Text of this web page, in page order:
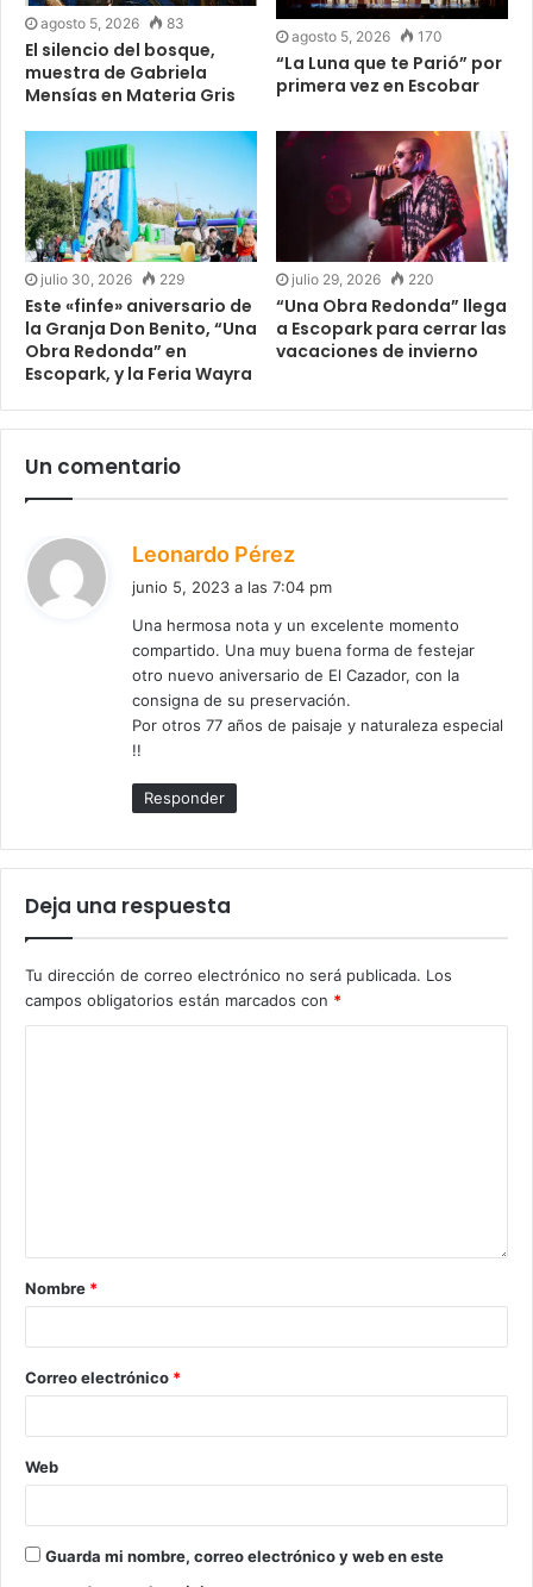
agosto 5, 2026 83
El silencio del bosque,
muestra de Gabriela
Mensías en Materia Gris
agosto 5, 2026 170
“La Luna que te Parió” por
primera vez en Escobar
julio 30, 2026 229
Este «finfe» aniversario de
la Granja Don Benito, “Una
Obra Redonda” en
Escopark, y la Feria Wayra
julio 29, 2026 220
“Una Obra Redonda” llega
a Escopark para cerrar las
vacaciones de invierno
Un comentario
Leonardo Pérez
e
:
junio 5, 2023 a las 7:04 pm
Una hermosa nota y un excelente momento
compartido. Una muy buena forma de festejar
otro nuevo aniversario de El Cazador, con la
consigna de su preservación.
Por otros 77 años de paisaje y naturaleza especial
!!
Responder
Deja una respuesta
Tu dirección de correo electrónico no será publicada. Los
campos obligatorios están marcados con *
Nombre *
Correo electrónico *
Web
Guarda mi nombre, correo electrónico y web en este